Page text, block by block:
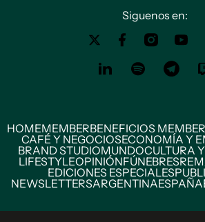
Siguenos en:
HOMEMEMBERBENEFICIOS MEMBER
CAFÉ Y NEGOCIOSECONOMÍA Y
BRAND STUDIOMUNDOCULTURA
LIFESTYLEOPINIÓNFÚNEBRES
EDICIONES ESPECIALES
NEWSLETTERSARGENTINAESPAÑA